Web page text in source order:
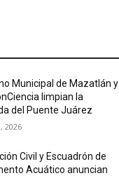
Municipal de Mazatlán y
limpian la
del Puente Juárez
2026
Civil y Escuadrón de
Acuático anuncian